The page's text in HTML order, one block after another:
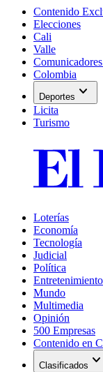
Contenido
Elecciones
Cali
Valle
Colombia
Deportes expand_more
Licita
Turismo
Loterías
Economía
Tecnología
Judicial
Política
Entretenimiento
Mundo
Multimedia
Opinión
500 Empresas
Contenido en
Clasificados expand_more